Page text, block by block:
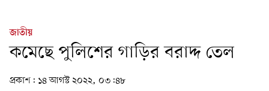
জাতীয়
কমেছে পুলিশের গাড়ির বরাদ্দ তেল
প্রকাশ: ১৪ আগস্ট ২০২২, ০৩:৪৮